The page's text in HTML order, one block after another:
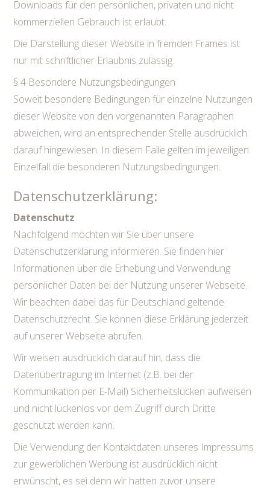
Downloads für den persönlichen, privaten und nicht
kommerziellen Gebrauch ist erlaubt.
Die Darstellung dieser Website in fremden Frames ist
nur mit schriftlicher Erlaubnis zulässig.
§ 4 Besondere Nutzungsbedingungen
Soweit besondere Bedingungen für einzelne Nutzungen
dieser Website von den vorgenannten Paragraphen
abweichen, wird an entsprechender Stelle ausdrücklich
darauf hingewiesen. In diesem Falle gelten im jeweiligen
Einzelfall die besonderen Nutzungsbedingungen.
Datenschutzerklärung:
Datenschutz
Nachfolgend möchten wir Sie über unsere
Datenschutzerklärung informieren. Sie finden hier
Informationen über die Erhebung und Verwendung
persönlicher Daten bei der Nutzung unserer Webseite.
Wir beachten dabei das für Deutschland geltende
Datenschutzrecht. Sie können diese Erklärung jederzeit
auf unserer Webseite abrufen.
Wir weisen ausdrücklich darauf hin, dass die
Datenübertragung im Internet (z.B. bei der
Kommunikation per E-Mail) Sicherheitslücken aufweisen
und nicht lückenlos vor dem Zugriff durch Dritte
geschützt werden kann.
Die Verwendung der Kontaktdaten unseres Impressums
zur gewerblichen Werbung ist ausdrücklich nicht
erwünscht, es sei denn wir hatten zuvor unsere